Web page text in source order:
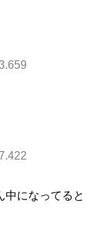
中になってると